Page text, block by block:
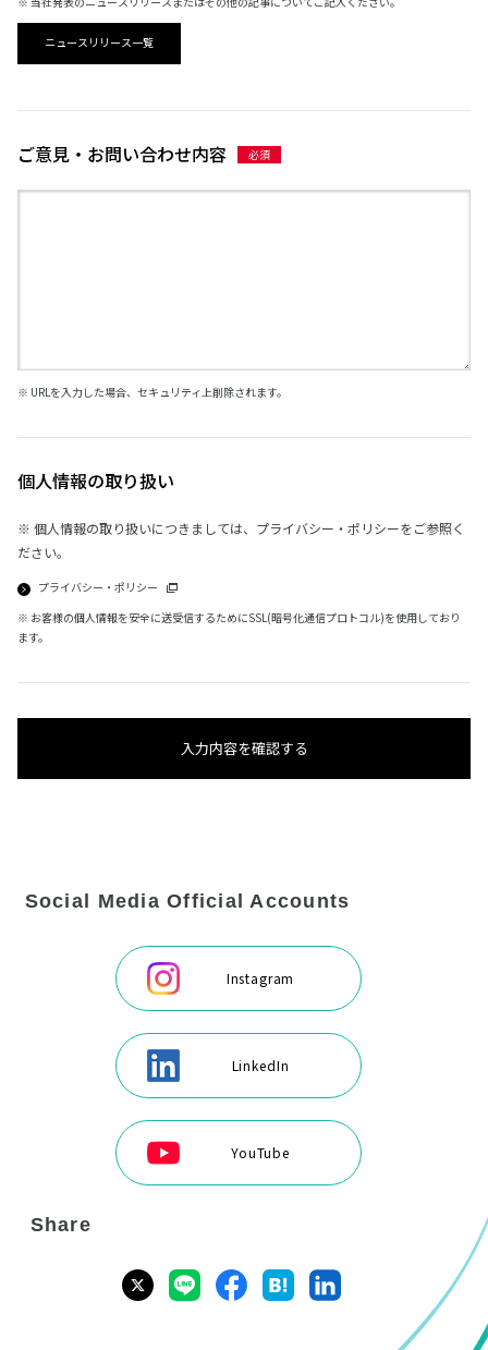
ニュースリリース一覧
ご意見・お問い合わせ内容
※ URLを入力した場合、セキュリティ上削除されます。
個人情報の取り扱い
※ 個人情報の取り扱いにつきましては、プライバシー・ポリシーをご参照く
ださい。
プライバシー・ポリシー
※ お客様の個人情報を安全に送受信するためにSSL(暗号化通信プロトコル)を使用しており
ます。
入力内容を確認する
Social Media Official Accounts
Instagram
LinkedIn
YouTube
Share